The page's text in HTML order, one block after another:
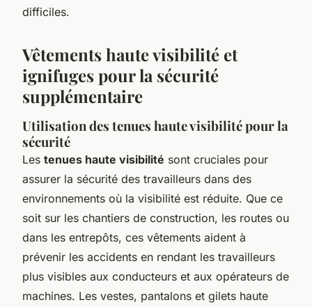
difficiles.
Vêtements haute visibilité et
ignifuges pour la sécurité
supplémentaire
Utilisation des tenues haute visibilité pour la
sécurité
Les tenues haute visibilité sont cruciales pour
assurer la sécurité des travailleurs dans des
environnements où la visibilité est réduite. Que ce
soit sur les chantiers de construction, les routes ou
dans les entrepôts, ces vêtements aident à
prévenir les accidents en rendant les travailleurs
plus visibles aux conducteurs et aux opérateurs de
machines. Les vestes, pantalons et gilets haute